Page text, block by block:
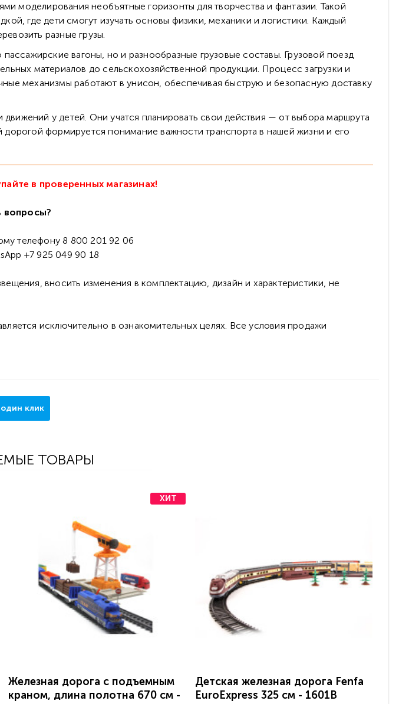
моделирования необъятные горизонты для творчества и фантазии. Такой
где дети смогут изучать основы физики, механики и логистики. Каждый
разные грузы.
вагоны, но и разнообразные грузовые составы. Грузовой поезд
материалов до сельскохозяйственной продукции. Процесс загрузки и
механизмы работают в унисон, обеспечивая быструю и безопасную доставку
у детей. Они учатся планировать свои действия — от выбора маршрута
формируется понимание важности транспорта в нашей жизни и его
в проверенных магазинах!
вопросы?
телефону 8 800 201 92 06
+7 925 049 90 18
вносить изменения в комплектацию, дизайн и характеристики, не
исключительно в ознакомительных целях. Все условия продажи
клик
ТОВАРЫ
ХИТ
Железная дорога с подъемным
краном, длина полотна 670 см -
Детская железная дорога Fenfa
EuroExpress 325 см - 1601B